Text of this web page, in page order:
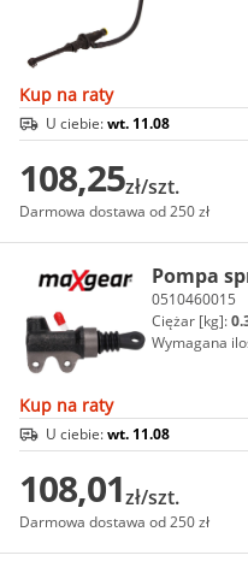
Kup na raty
U ciebie:wt. 11.08
108,25zł/szt.
Darmowa dostawa od 250 zł
Pompa
0510460015
Ciężar [kg]:
Wymagana
Kup na raty
U ciebie:wt. 11.08
108,01zł/szt.
Darmowa dostawa od 250 zł